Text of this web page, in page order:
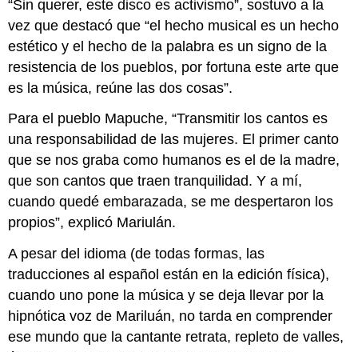
“Sin querer, este disco es activismo”, sostuvo a la
vez que destacó que “el hecho musical es un hecho
estético y el hecho de la palabra es un signo de la
resistencia de los pueblos, por fortuna este arte que
es la música, reúne las dos cosas”.
Para el pueblo Mapuche, “Transmitir los cantos es
una responsabilidad de las mujeres. El primer canto
que se nos graba como humanos es el de la madre,
que son cantos que traen tranquilidad. Y a mí,
cuando quedé embarazada, se me despertaron los
propios”, explicó Mariulán.
A pesar del idioma (de todas formas, las
traducciones al español están en la edición física),
cuando uno pone la música y se deja llevar por la
hipnótica voz de Mariluán, no tarda en comprender
ese mundo que la cantante retrata, repleto de valles,